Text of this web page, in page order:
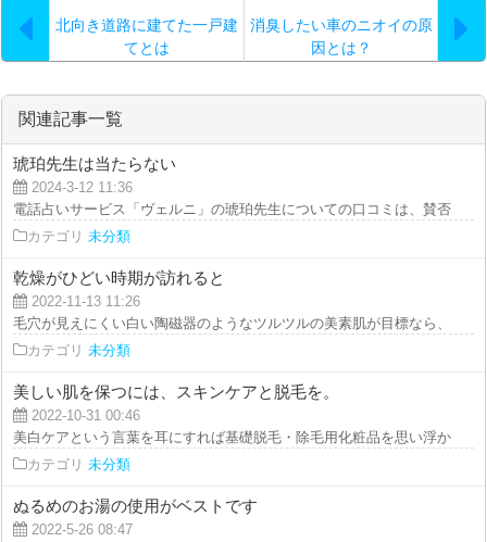
北向き道路に建てた一戸建
てとは
消臭したい車のニオイの原
因とは？
関連記事一覧
琥珀先生は当たらない
2024-3-12 11:36
電話占いサービス「ヴェルニ」の琥珀先生についての口コミは、賛否両論
カテゴリ 未分類
乾燥がひどい時期が訪れると
2022-11-13 11:26
毛穴が見えにくい白い陶磁器のようなツルツルの美素肌が目標なら、クレ
カテゴリ 未分類
美しい肌を保つには、スキンケアと脱毛を。
2022-10-31 00:46
美白ケアという言葉を耳にすれば基礎脱毛・除毛用化粧品を思い浮かべる
カテゴリ 未分類
ぬるめのお湯の使用がベストです
2022-5-26 08:47